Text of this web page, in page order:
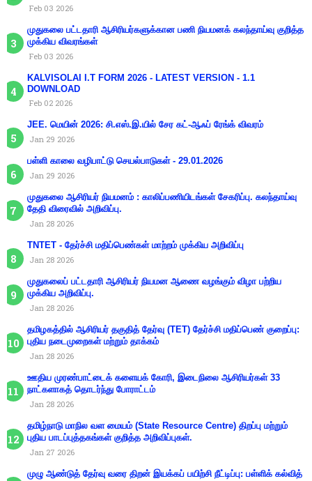
Feb 03 2026
முதுகலை பட்டதாரி ஆசிரியர்களுக்கான பணி நியமனக் கலந்தாய்வு குறித்த
முக்கிய விவரங்கள்
Feb 03 2026
KALVISOLAI I.T FORM 2026 - LATEST VERSION - 1.1
DOWNLOAD
Feb 02 2026
JEE. மெயின் 2026: சி.எஸ்.இ.யில் சேர கட்-ஆஃப் ரேங்க் விவரம்
Jan 29 2026
பள்ளி காலை வழிபாட்டு செயல்பாடுகள் - 29.01.2026
Jan 29 2026
முதுகலை ஆசிரியர் நியமனம் : காலிப்பணியிடங்கள் சேகரிப்பு. கலந்தாய்வு
தேதி விரைவில் அறிவிப்பு.
Jan 28 2026
TNTET - தேர்ச்சி மதிப்பெண்கள் மாற்றம் முக்கிய அறிவிப்பு
Jan 28 2026
முதுகலைப் பட்டதாரி ஆசிரியர் நியமன ஆணை வழங்கும் விழா பற்றிய
முக்கிய அறிவிப்பு.
Jan 28 2026
தமிழகத்தில் ஆசிரியர் தகுதித் தேர்வு (TET) தேர்ச்சி மதிப்பெண் குறைப்பு:
புதிய நடைமுறைகள் மற்றும் தாக்கம்
Jan 28 2026
ஊதிய முரண்பாட்டைக் களையக் கோரி, இடைநிலை ஆசிரியர்கள் 33
நாட்களாகத் தொடர்ந்து போராட்டம்
Jan 28 2026
தமிழ்நாடு மாநில வள மையம் (State Resource Centre) திறப்பு மற்றும்
புதிய பாடப்புத்தகங்கள் குறித்த அறிவிப்புகள்.
Jan 27 2026
முழு ஆண்டுத் தேர்வு வரை திறன் இயக்கப் பயிற்சி நீட்டிப்பு: பள்ளிக் கல்வித்